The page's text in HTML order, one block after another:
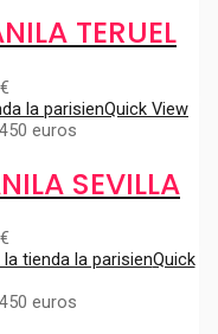
TERUEL
€
Quick View
euros
SEVILLA
€
Quick
euros